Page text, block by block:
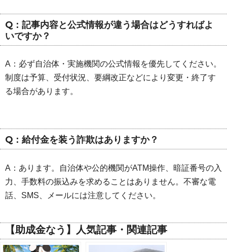
Q：記事内容と公式情報が違う場合はどうすればよ
いですか？
A：必ず自治体・実施機関の公式情報を優先してください。
制度は予算、受付状況、要綱改正などにより変更・終了す
る場合があります。
Q：給付金を装う詐欺はありますか？
A：あります。自治体や公的機関がATM操作、暗証番号の入
力、手数料の振込みを求めることはありません。不審な電
話、SMS、メールには注意してください。
【助成金なう】人気記事・関連記事